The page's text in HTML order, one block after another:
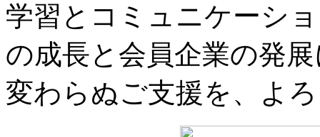
学習とコミュニケーシ
の成長と会員企業の発
変わらぬご支援を、よ